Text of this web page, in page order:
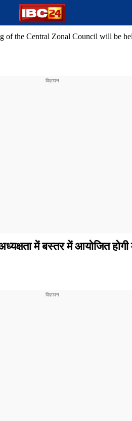
of the Central Zonal Council will be
में बस्तर में आयोजित होगी